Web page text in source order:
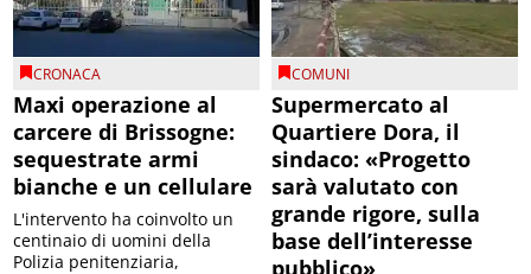
CRONACA
Maxi operazione al
carcere di Brissogne:
sequestrate armi
bianche e un cellulare
L'intervento ha coinvolto un
centinaio di uomini della
Polizia penitenziaria,
COMUNI
Supermercato al
Quartiere Dora, il
sindaco: «Progetto
sarà valutato con
grande rigore, sulla
base dell’interesse
pubblico»